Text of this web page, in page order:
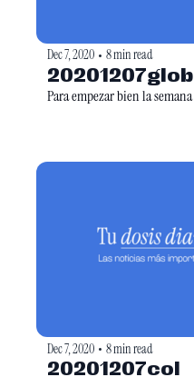
Dec 7, 2020 • 8 min read
20201207glob
Para empezar bien la semana
Dec 7, 2020 • 8 min read
20201207col